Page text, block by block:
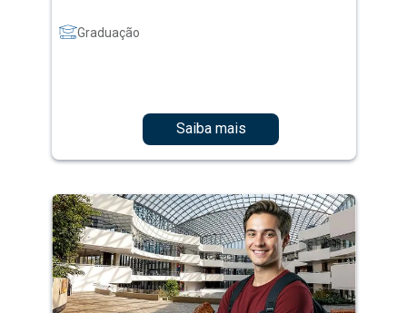
Graduação
Saiba mais